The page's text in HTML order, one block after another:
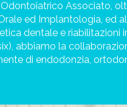
Associato,
ed Implantologia, ed
dentale e riabilitazioni
abbiamo la
di endodonzia,